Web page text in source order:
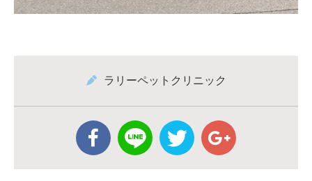
ラリーペットクリニック